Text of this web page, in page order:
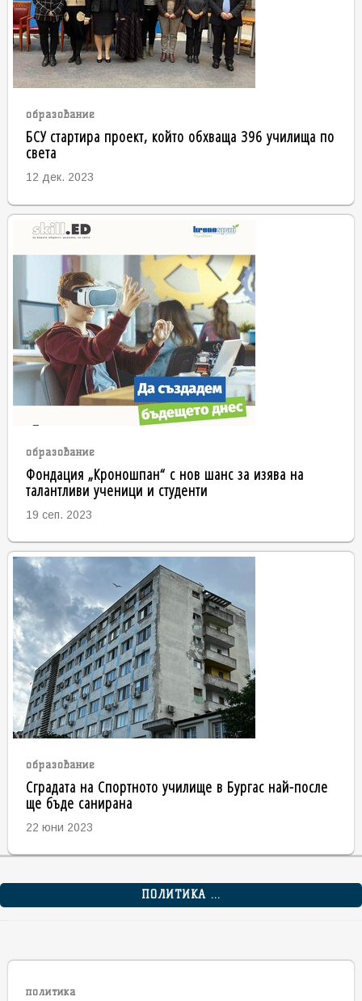
образование
БСУ стартира проект, който обхваща 396 училища по
света
12 дек. 2023
образование
Фондация „Кроношпан“ с нов шанс за изява на
талантливи ученици и студенти
19 сеп. 2023
образование
Сградата на Спортното училище в Бургас най-после
ще бъде санирана
22 юни 2023
ПОЛИТИКА ...
политика